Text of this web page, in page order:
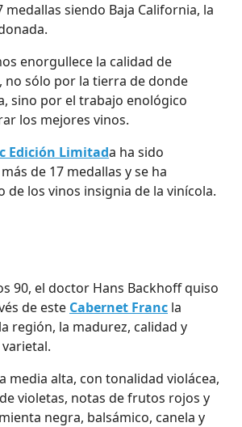
medallas siendo Baja California, la
enorgullece la calidad de
no sólo por la tierra de donde
sino por el trabajo enológico
los mejores vinos.
Edición Limitada ha sido
de 17 medallas y se ha
de los vinos insignia de la vinícola.
90, el doctor Hans Backhoff quiso
de este Cabernet Franc la
región, la madurez, calidad y
media alta, con tonalidad violácea,
violetas, notas de frutos rojos y
negra, balsámico, canela y